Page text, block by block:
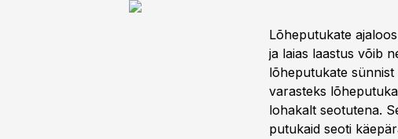
Lõheputukate
ja laias laastus võib
lõheputukate sünnist
varasteks
lohakalt seotutena.
putukaid seoti